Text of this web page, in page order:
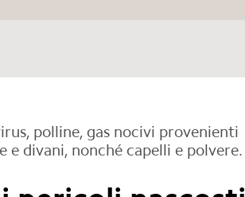
polline, gas nocivi provenienti
e divani, nonché capelli e polvere.